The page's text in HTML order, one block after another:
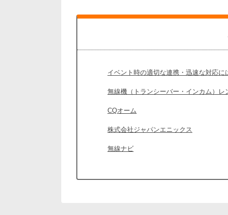
イベント時の適切な連携・迅速な対応
無線機（トランシーバー・インカム）レ
CQオーム
株式会社ジャパンエニックス
無線ナビ